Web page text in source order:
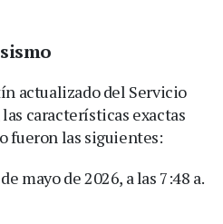
actualizado del Servicio
características exactas
fueron las siguientes:
mayo de 2026, a las 7:48 a.